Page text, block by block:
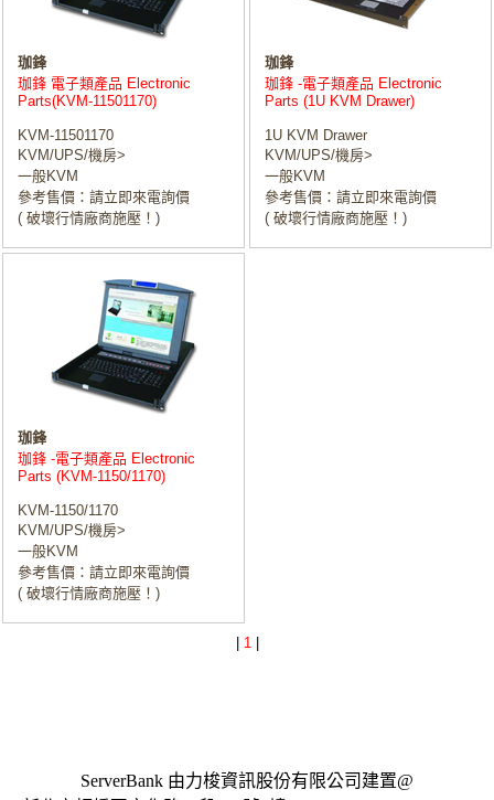
珈鋒
珈鋒 電子類產品 Electronic
Parts(KVM-11501170)
KVM-11501170
KVM/UPS/機房>
一般KVM
參考售價：請立即來電詢價
( 破壞行情廠商施壓！)
珈鋒
珈鋒 -電子類產品 Electronic
Parts (1U KVM Drawer)
1U KVM Drawer
KVM/UPS/機房>
一般KVM
參考售價：請立即來電詢價
( 破壞行情廠商施壓！)
珈鋒
珈鋒 -電子類產品 Electronic
Parts (KVM-1150/1170)
KVM-1150/1170
KVM/UPS/機房>
一般KVM
參考售價：請立即來電詢價
( 破壞行情廠商施壓！)
1|
ServerBank 由力梭資訊股份有限公司建置@